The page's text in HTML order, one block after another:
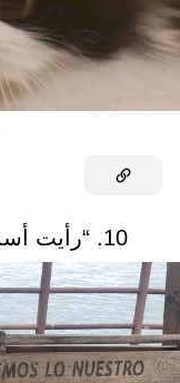
10. “رأيت أسد بحر يأخذ قيلولة على مقعد”